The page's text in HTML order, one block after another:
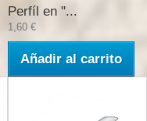
Perfíl en "...
1,60 €
Añadir al carrito